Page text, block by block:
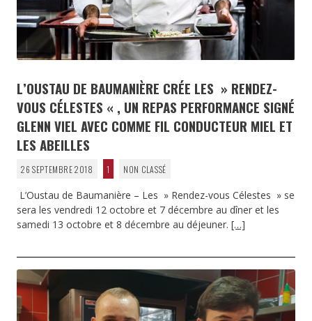
L’OUSTAU DE BAUMANIÈRE CRÉE LES » RENDEZ-
VOUS CÉLESTES « , UN REPAS PERFORMANCE SIGNÉ
GLENN VIEL AVEC COMME FIL CONDUCTEUR MIEL ET
LES ABEILLES
26 SEPTEMBRE 2018 1 NON CLASSÉ
L’Oustau de Baumanière – Les » Rendez-vous Célestes » se
sera les vendredi 12 octobre et 7 décembre au dîner et les
samedi 13 octobre et 8 décembre au déjeuner. […]